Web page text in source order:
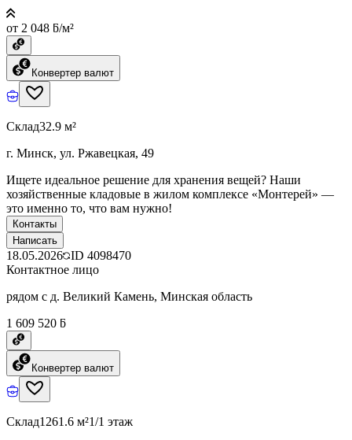
от 2 048 ƃ/м²
Конвертер валют
Склад32.9 м²
г. Минск, ул. Ржавецкая, 49
Ищете идеальное решение для хранения вещей? Наши
хозяйственные кладовые в жилом комплексе «Монтерей» —
это именно то, что вам нужно!
Контакты
Написать
18.05.2026 ID 4098470
Контактное лицо
рядом с д. Великий Камень, Минская область
1 609 520 ƃ
Конвертер валют
Склад1261.6 м²1/1 этаж